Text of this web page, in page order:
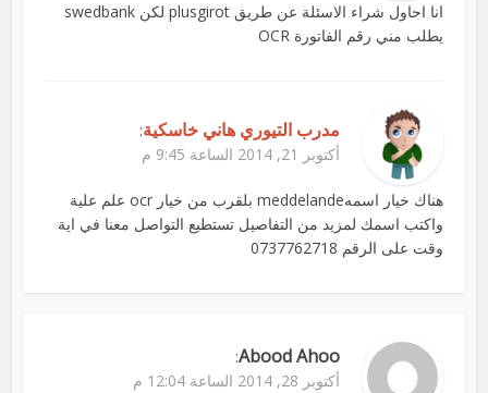
انا احاول شراء الاسئلة عن طريق plusgirot لكن swedbank
يطلب مني رقم الفاتورة OCR
مدرب التيوري هاني خاسكية:
أكتوبر 21, 2014 الساعة 9:45 م
هناك خيار اسمهmeddelande بلقرب من خيار ocr علم علية
واكتب اسمك لمزيد من التفاصيل تستطيع التواصل معنا في اية
وقت على الرقم 0737762718
Abood Ahoo
:
أكتوبر 28, 2014 الساعة 12:04 م